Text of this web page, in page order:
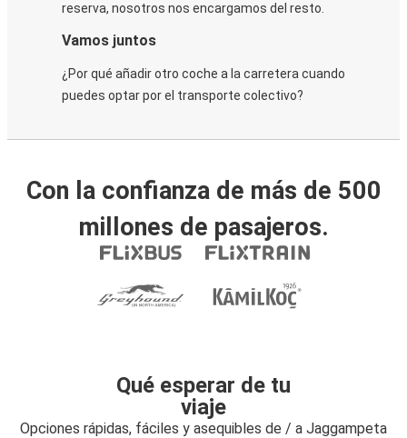
reserva, nosotros nos encargamos del resto.
Vamos juntos
¿Por qué añadir otro coche a la carretera cuando
puedes optar por el transporte colectivo?
Con la confianza de más de 500
millones de pasajeros.
Qué esperar de tu
viaje
Opciones rápidas, fáciles y asequibles de / a Jaggampeta